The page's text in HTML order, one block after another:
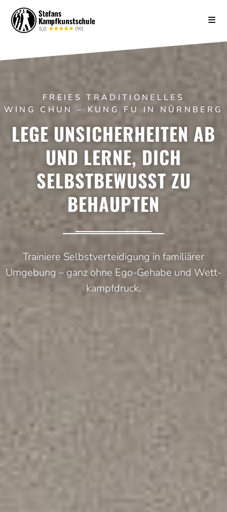
FREIES TRADITIONELLES
WING CHUN – KUNG FU IN NÜRNBERG
LEGE UNSICHERHEITEN AB
UND LERNE, DICH
SELBSTBEWUSST ZU
BEHAUPTEN
Trainiere Selbst­ver­teidi­gung in familiärer
Umgebung – ganz ohne Ego-Gehabe und Wett­
kampf­druck.